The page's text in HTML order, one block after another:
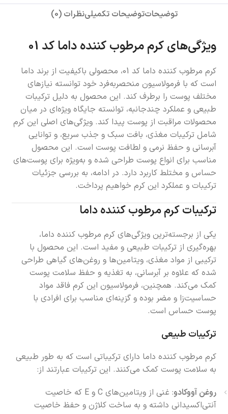
توضیحاتتوضیحات تکمیلینظرات (0)
ویژگی‌های کرم مرطوب کننده داما کد 01
کرم مرطوب کننده داما کد 01، محصولی باکیفیت از برند داما
است که با فرمولاسیون منحصر‌به‌فرد خود توانسته نیازهای
مختلف پوست را برطرف کند. این محصول به دلیل ترکیبات
طبیعی و عملکرد چند‌جانبه، توانسته جایگاه ویژه‌ای در میان
محصولات مراقبت از پوست پیدا کند. ویژگی‌های اصلی این کرم
شامل ترکیبات مغذی، بافت سبک و جذب سریع، و توانایی
آبرسانی و حفظ نرمی و لطافت پوست است. این محصول
مناسب برای انواع پوست طراحی شده و به‌ویژه برای پوست‌های
حساس و مختلط کاربرد دارد. در ادامه، به بررسی جزئیات
ترکیبات و عملکرد این کرم خواهیم پرداخت.
ترکیبات کرم مرطوب کننده داما
یکی از برجسته‌ترین ویژگی‌های کرم مرطوب کننده داما،
بهره‌گیری از ترکیبات طبیعی و مفید است. این محصول با
ترکیبی از مواد مغذی، ویتامین‌ها و روغن‌های گیاهی طراحی
شده که علاوه بر آبرسانی، به تغذیه و حفظ سلامت پوست
کمک می‌کند. همچنین، فرمولاسیون این کرم فاقد مواد
حساسیت‌زا و مضر بوده و گزینه‌ای مناسب برای افرادی با
پوست حساس است.
ترکیبات طبیعی
کرم مرطوب کننده داما دارای ترکیباتی است که به طور طبیعی
به سلامت پوست کمک می‌کنند. این ترکیبات عبارتند از:
روغن آووکادو
: غنی از ویتامین‌های C و E که خاصیت
آنتی‌اکسیدانی داشته و به ساخت کلاژن و حفظ خاصیت